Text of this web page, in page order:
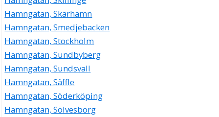
Hamngatan, Skärhamn
Hamngatan, Smedjebacken
Hamngatan, Stockholm
Hamngatan, Sundbyberg
Hamngatan, Sundsvall
Hamngatan, Säffle
Hamngatan, Söderköping
Hamngatan, Sölvesborg